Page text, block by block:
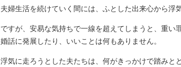
夫婦生活を続けていく間には、ふとした出来心から浮
ですが、安易な気持ちで一線を超えてしまうと、重い
婚話に発展したり、いいことは何もありません。
浮気に走ろうとした夫たちは、何がきっかけで踏みと